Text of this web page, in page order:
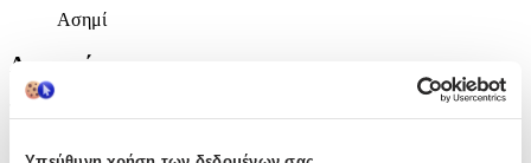
Ασημί
Λεπτομέρειες
Λαιμού